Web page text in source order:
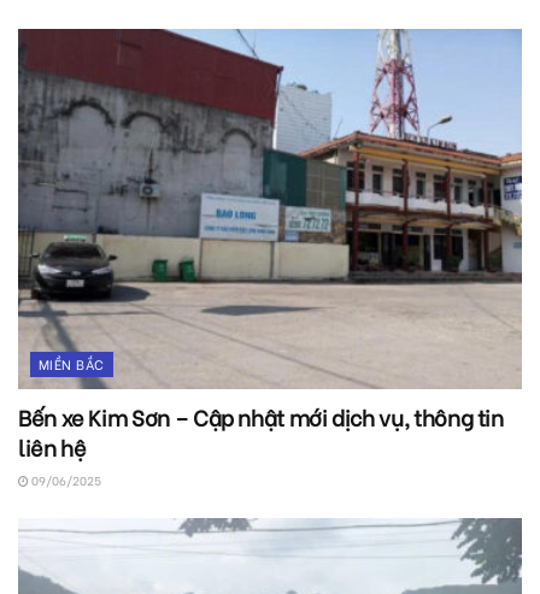
MIỀN BẮC
Bến xe Kim Sơn – Cập nhật mới dịch vụ, thông tin
liên hệ
09/06/2025